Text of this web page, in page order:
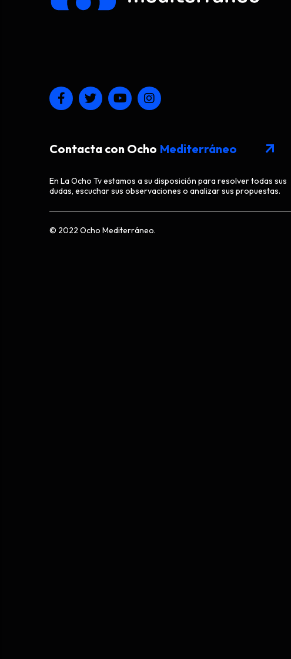
Contacta con Ocho Mediterráneo arrow_outward
En La Ocho Tv estamos a su disposición para resolver todas sus
dudas, escuchar sus observaciones o analizar sus propuestas.
© 2022 Ocho Mediterráneo.